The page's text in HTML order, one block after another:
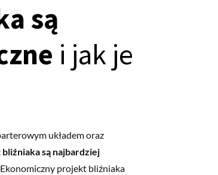
są
i jak je
układem oraz
są najbardziej
projekt bliźniaka